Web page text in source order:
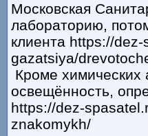
Московская
лабораторию,
клиента https://
gazatsiya/
Кроме
освещённость,
https://dez-
znakomykh/